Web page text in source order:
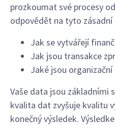
prozkoumat své procesy
odpovědět na tyto zásadní
Jak se vytvářejí
Jak jsou transakce
Jaké jsou organizační
Vaše data jsou základními
kvalita dat zvyšuje kvalitu
konečný výsledek.